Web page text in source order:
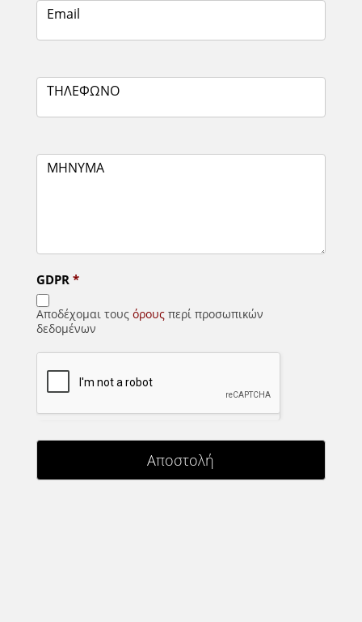
Email
ΤΗΛΕΦΩΝΟ
ΜΗΝΥΜΑ
GDPR *
Αποδέχομαι τους όρουςπερί προσωπικών
δεδομένων
Αποστολή